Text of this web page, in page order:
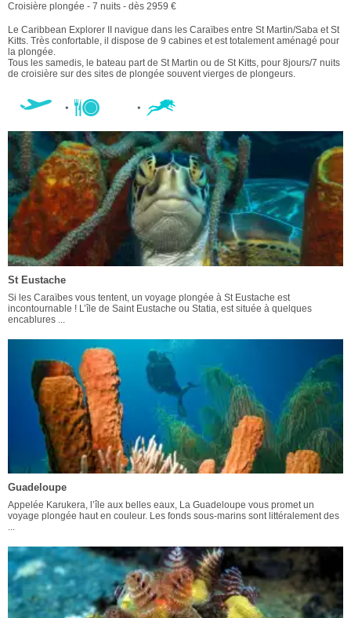
Croisière plongée - 7 nuits - dès 2959 €
Le Caribbean Explorer II navigue dans les Caraïbes entre St Martin/Saba et St
Kitts. Très confortable, il dispose de 9 cabines et est totalement aménagé pour
la plongée.
Tous les samedis, le bateau part de St Martin ou de St Kitts, pour 8jours/7 nuits
de croisière sur des sites de plongée souvent vierges de plongeurs.
St Eustache
Si les Caraïbes vous tentent, un voyage plongée à St Eustache est
incontournable ! L’île de Saint Eustache ou Statia, est située à quelques
encablures ...
Guadeloupe
Appelée Karukera, l’île aux belles eaux, La Guadeloupe vous promet un
voyage plongée haut en couleur. Les fonds sous-marins sont littéralement des